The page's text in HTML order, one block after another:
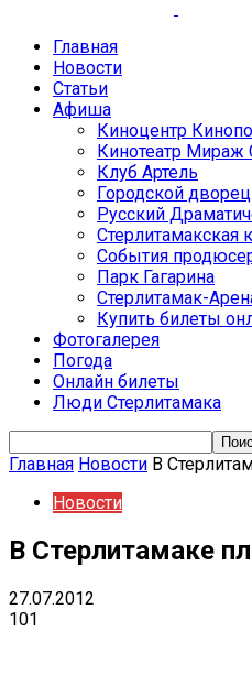
Главная
Новости
Статьи
Афиша
Киноцентр
Кинотеатр Мираж
Клуб Артель
Городской
Русский
Стерлитамакская
События
Парк Гагарина
Стерлитамак-
Купить билеты
Фотогалерея
Погода
Онлайн билеты
Люди Стерлитамака
Главная Новости В
Новости
В Стерлитамаке
27.07.2012
101